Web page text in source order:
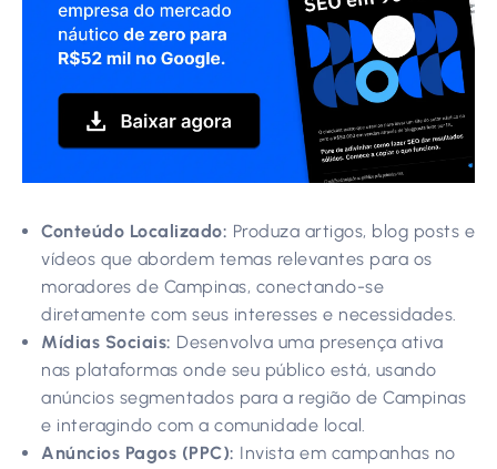
Conteúdo Localizado: Produza artigos, blog posts e
vídeos que abordem temas relevantes para os
moradores de Campinas, conectando-se
diretamente com seus interesses e necessidades.
Mídias Sociais: Desenvolva uma presença ativa
nas plataformas onde seu público está, usando
anúncios segmentados para a região de Campinas
e interagindo com a comunidade local.
Anúncios Pagos (PPC): Invista em campanhas no